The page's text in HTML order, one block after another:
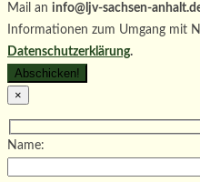
Mail an info@ljv-sachsen-
Informationen zum Umgang mit
Datenschutzerklärung.
×
Name: